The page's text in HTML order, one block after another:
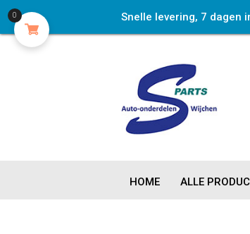
Snelle levering, 7 dagen
HOME ALLE
0